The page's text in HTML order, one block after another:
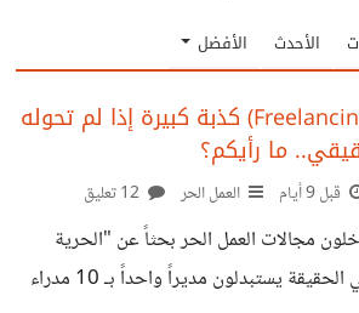
الأحدث الأفضل
العمل الحر (Freelancing) كذبة كبيرة إذا لم تحوله
ما رأيكم؟
قبل 9 أيام العمل الحر
مجالات العمل الحر بحثاً عن "الحرية
المالية"، لكنهم في الحقيقة يستبدلون مديراً واحداً بـ 10 مدراء